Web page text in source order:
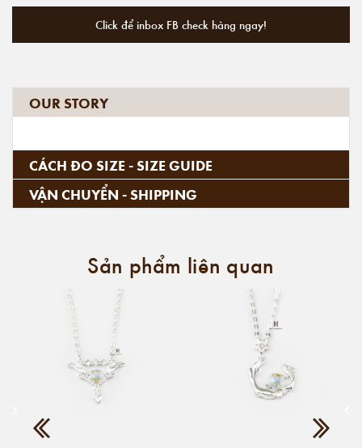
Click để inbox FB check hàng ngay!
OUR STORY
CÁCH ĐO SIZE - SIZE GUIDE
VẬN CHUYỂN - SHIPPING
Sản phẩm liên quan